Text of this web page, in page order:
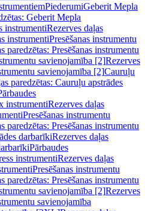
PiederumiGeberit Mepla
Geberit Mepla
instrumentiRezerves daļas
instrumentiPresēšanas instrumentu
paredzētas: Presēšanas instrumentu
savienojamība [2]Rezerves
savienojamība [2]Cauruļu
paredzētas: Cauruļu apstrādes
instrumentiRezerves daļas
Presēšanas instrumentu
paredzētas: Presēšanas instrumentu
darbarīkiRezerves daļas
Pārbaudes
instrumentiRezerves daļas
Presēšanas instrumentu
paredzētas: Presēšanas instrumentu
savienojamība [2]Rezerves
savienojamība